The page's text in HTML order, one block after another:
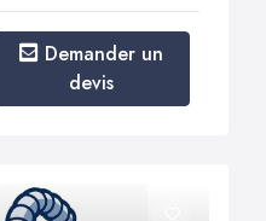
Demander un
devis